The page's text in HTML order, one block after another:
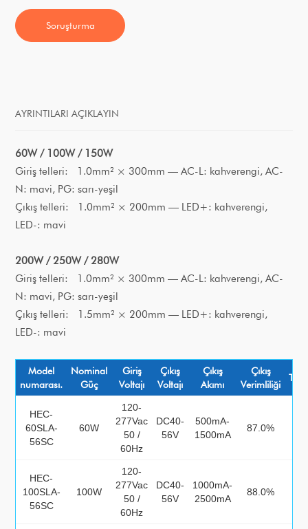
Soruşturma
AYRINTILARI AÇIKLAYIN
60W / 100W / 150W
Giriş telleri: 1.0mm² × 300mm — AC-L: kahverengi, AC-
N: mavi, PG: sarı-yeşil
Çıkış telleri: 1.0mm² × 200mm — LED+: kahverengi,
LED-: mavi
200W / 250W / 280W
Giriş telleri: 1.0mm² × 300mm — AC-L: kahverengi, AC-
N: mavi, PG: sarı-yeşil
Çıkış telleri: 1.5mm² × 200mm — LED+: kahverengi,
LED-: mavi
Model
numarası.
Nominal
Güç
Giriş
Voltajı
Çıkış
Voltajı
Çıkış
Akımı
Çıkış
Verimliliği
HEC-
60SLA-
56SC
60W
120-
277Vac
50 /
60Hz
DC40-
56V
500mA-
1500mA
87.0%
HEC-
100SLA-
56SC
100W
120-
277Vac
50 /
60Hz
DC40-
56V
1000mA-
2500mA
88.0%